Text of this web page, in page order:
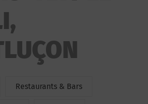
Restaurants & Bars